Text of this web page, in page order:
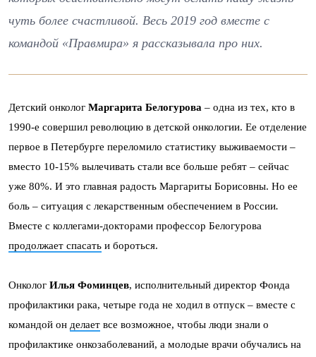
чуть более счастливой. Весь 2019 год вместе с
командой «Правмира» я рассказывала про них.
Детский онколог Маргарита Белогурова – одна из тех, кто в
1990-е совершил революцию в детской онкологии. Ее отделение
первое в Петербурге переломило статистику выживаемости –
вместо 10-15% вылечивать стали все больше ребят – сейчас
уже 80%. И это главная радость Маргариты Борисовны. Но ее
боль – ситуация с лекарственным обеспечением в России.
Вместе с коллегами-докторами профессор Белогурова
продолжает спасать и бороться.
Онколог Илья Фоминцев, исполнительный директор Фонда
профилактики рака, четыре года не ходил в отпуск – вместе с
командой он делает все возможное, чтобы люди знали о
профилактике онкозаболеваний, а молодые врачи обучались на